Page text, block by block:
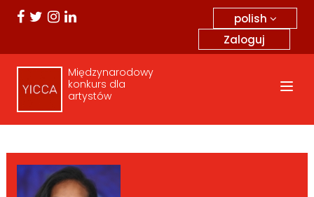
polish
Zaloguj
Międzynarodowy
konkurs dla
artystów